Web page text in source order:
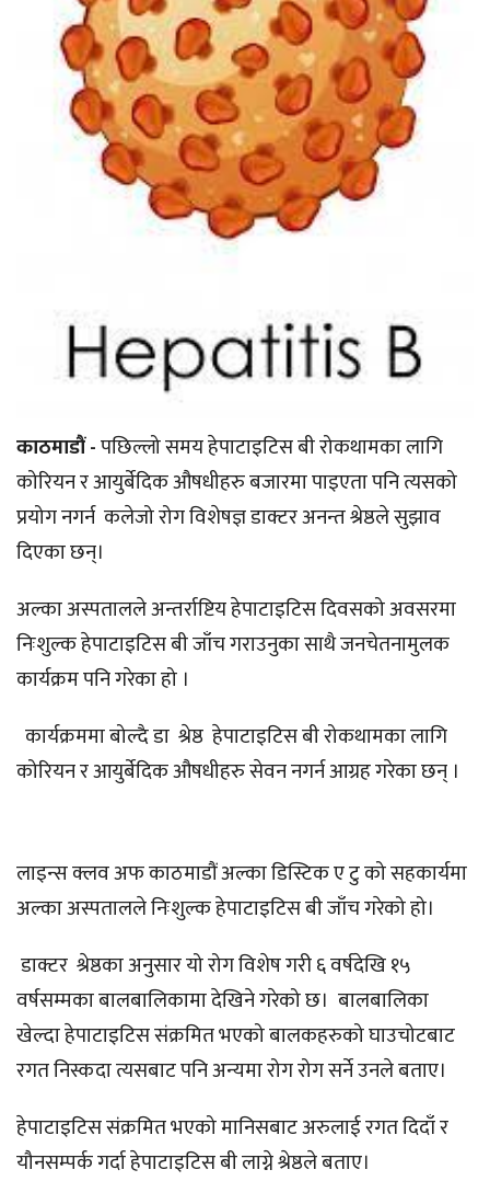
काठमाडौं -पछिल्लो समय हेपाटाइटिस बी रोकथामका लागि
कोरियन र आयुर्बेदिक औषधीहरु बजारमा पाइएता पनि त्यसको
प्रयोग नगर्न कलेजो रोग विशेषज्ञ डाक्टर अनन्त श्रेष्ठले सुझाव
दिएका छन्।
अल्का अस्पतालले अन्तर्राष्टिय हेपाटाइटिस दिवसको अवसरमा
निःशुल्क हेपाटाइटिस बी जाँच गराउनुका साथै जनचेतनामुलक
कार्यक्रम पनि गरेका हो ।
कार्यक्रममा बोल्दै डा श्रेष्ठ हेपाटाइटिस बी रोकथामका लागि
कोरियन र आयुर्बेदिक औषधीहरु सेवन नगर्न आग्रह गरेका छन् ।
लाइन्स क्लव अफ काठमाडौं अल्का डिस्टिक ए टु को सहकार्यमा
अल्का अस्पतालले निःशुल्क हेपाटाइटिस बी जाँच गरेको हो।
डाक्टर श्रेष्ठका अनुसार यो रोग विशेष गरी ६ वर्षदेखि १५
वर्षसम्मका बालबालिकामा देखिने गरेको छ। बालबालिका
खेल्दा हेपाटाइटिस संक्रमित भएको बालकहरुको घाउचोटबाट
रगत निस्कदा त्यसबाट पनि अन्यमा रोग रोग सर्ने उनले बताए।
हेपाटाइटिस संक्रमित भएको मानिसबाट अरुलाई रगत दिदाँ र
यौनसम्पर्क गर्दा हेपाटाइटिस बी लाग्ने श्रेष्ठले बताए।